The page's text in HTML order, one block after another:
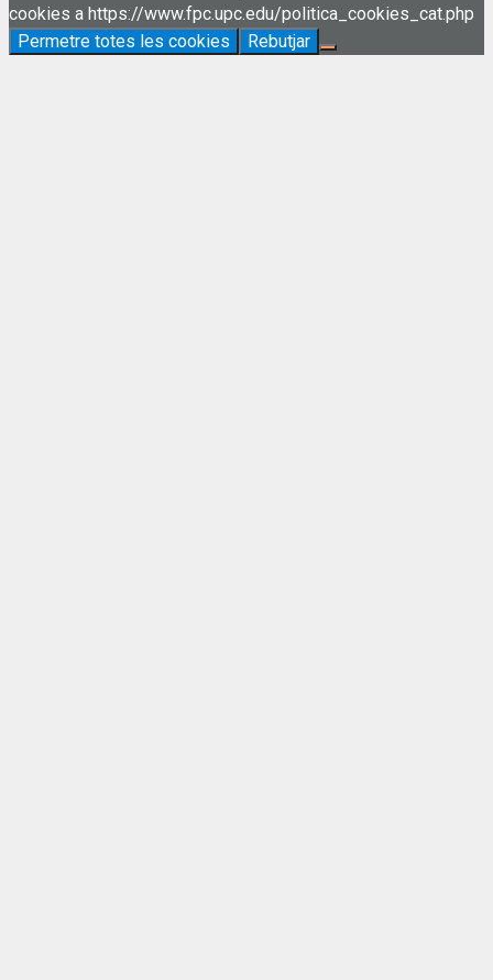
cookies a https://www.fpc.upc.edu/politica_cookies_cat.php
Permetre totes les cookies
Rebutjar